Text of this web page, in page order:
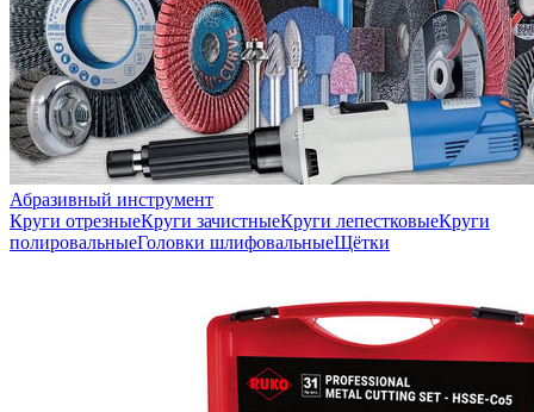
Абразивный инструмент
Круги отрезныеКруги зачистныеКруги лепестковыеКруги
полировальныеГоловки шлифовальныеЩётки